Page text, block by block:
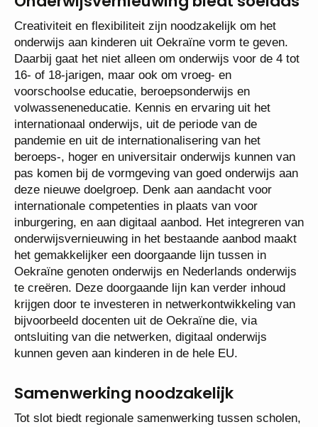
Creativiteit en flexibiliteit zijn noodzakelijk om het
onderwijs aan kinderen uit Oekraïne vorm te geven.
Daarbij gaat het niet alleen om onderwijs voor de 4 tot
16- of 18-jarigen, maar ook om vroeg- en
voorschoolse educatie, beroepsonderwijs en
volwasseneneducatie. Kennis en ervaring uit het
internationaal onderwijs, uit de periode van de
pandemie en uit de internationalisering van het
beroeps-, hoger en universitair onderwijs kunnen van
pas komen bij de vormgeving van goed onderwijs aan
deze nieuwe doelgroep. Denk aan aandacht voor
internationale competenties in plaats van voor
inburgering, en aan digitaal aanbod. Het integreren van
onderwijsvernieuwing in het bestaande aanbod maakt
het gemakkelijker een doorgaande lijn tussen in
Oekraïne genoten onderwijs en Nederlands onderwijs
te creëren. Deze doorgaande lijn kan verder inhoud
krijgen door te investeren in netwerkontwikkeling van
bijvoorbeeld docenten uit de Oekraïne die, via
ontsluiting van die netwerken, digitaal onderwijs
kunnen geven aan kinderen in de hele EU.
Samenwerking noodzakelijk
Tot slot biedt regionale samenwerking tussen scholen,